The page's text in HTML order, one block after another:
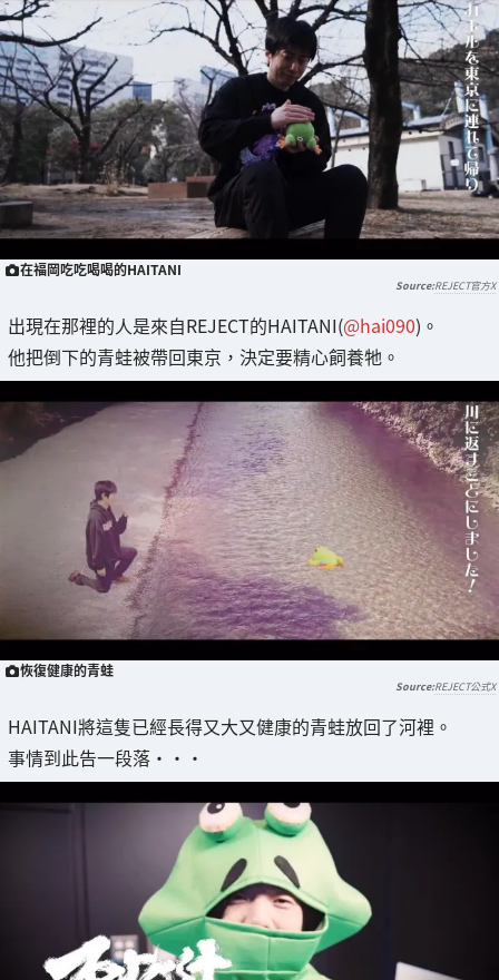
在福岡吃吃喝喝的HAITANI
REJECT官方X
出現在那裡的人是來自REJECT的HAITANI(@hai090)。
他把倒下的青蛙被帶回東京，決定要精心飼養牠。
恢復健康的青蛙
REJECT公式X
HAITANI將這隻已經長得又大又健康的青蛙放回了河裡。
事情到此告一段落・・・